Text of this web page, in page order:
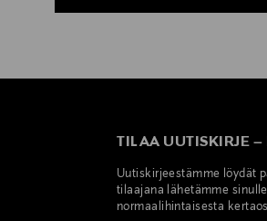
TILAA UUTISKIRJE –
Uutiskirjeestämme löydät
tilaajana lähetämme
normaalihintaisesta